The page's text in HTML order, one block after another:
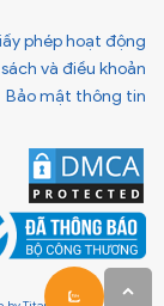
phép hoạt động
và điều khoản
Bảo mật thông tin